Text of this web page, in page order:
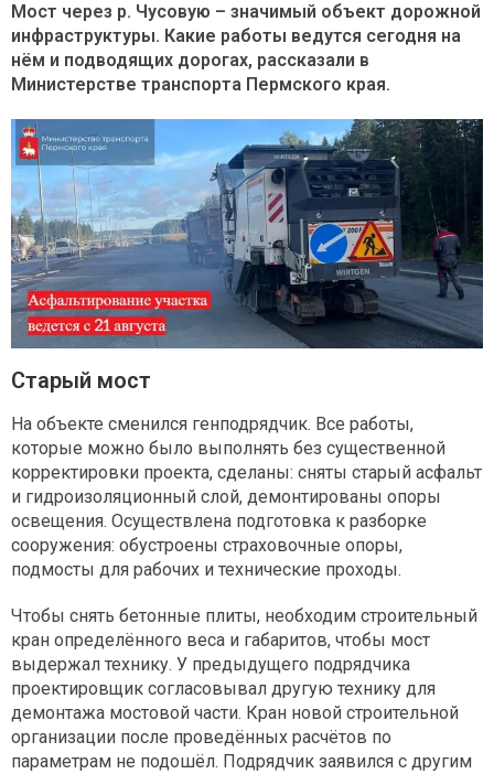
Мост через р. Чусовую – значимый объект дорожной
инфраструктуры. Какие работы ведутся сегодня на
нём и подводящих дорогах, рассказали в
Министерстве транспорта Пермского края.
Старый мост
На объекте сменился генподрядчик. Все работы,
которые можно было выполнять без существенной
корректировки проекта, сделаны: сняты старый асфальт
и гидроизоляционный слой, демонтированы опоры
освещения. Осуществлена подготовка к разборке
сооружения: обустроены страховочные опоры,
подмосты для рабочих и технические проходы.
Чтобы снять бетонные плиты, необходим строительный
кран определённого веса и габаритов, чтобы мост
выдержал технику. У предыдущего подрядчика
проектировщик согласовывал другую технику для
демонтажа мостовой части. Кран новой строительной
организации после проведённых расчётов по
параметрам не подошёл. Подрядчик заявился с другим